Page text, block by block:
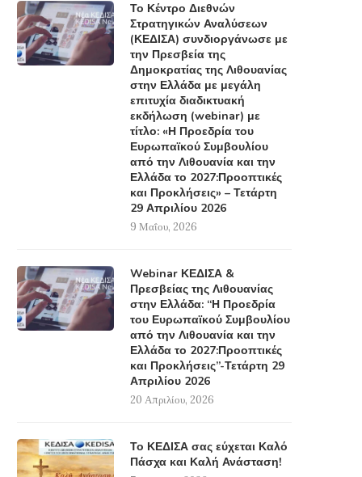
Το Κέντρο Διεθνών
Στρατηγικών Αναλύσεων
(ΚΕΔΙΣΑ) συνδιοργάνωσε με
την Πρεσβεία της
Δημοκρατίας της Λιθουανίας
στην Ελλάδα με μεγάλη
επιτυχία διαδικτυακή
εκδήλωση (webinar) με
τίτλο: «Η Προεδρία του
Ευρωπαϊκού Συμβουλίου
από την Λιθουανία και την
Ελλάδα το 2027:Προοπτικές
και Προκλήσεις» – Τετάρτη
29 Απριλίου 2026
9 Μαΐου, 2026
Webinar ΚΕΔΙΣΑ &
Πρεσβείας της Λιθουανίας
στην Ελλάδα: “Η Προεδρία
του Ευρωπαϊκού Συμβουλίου
από την Λιθουανία και την
Ελλάδα το 2027:Προοπτικές
και Προκλήσεις”-Τετάρτη 29
Απριλίου 2026
20 Απριλίου, 2026
Το ΚΕΔΙΣΑ σας εύχεται Καλό
Πάσχα και Καλή Ανάσταση!